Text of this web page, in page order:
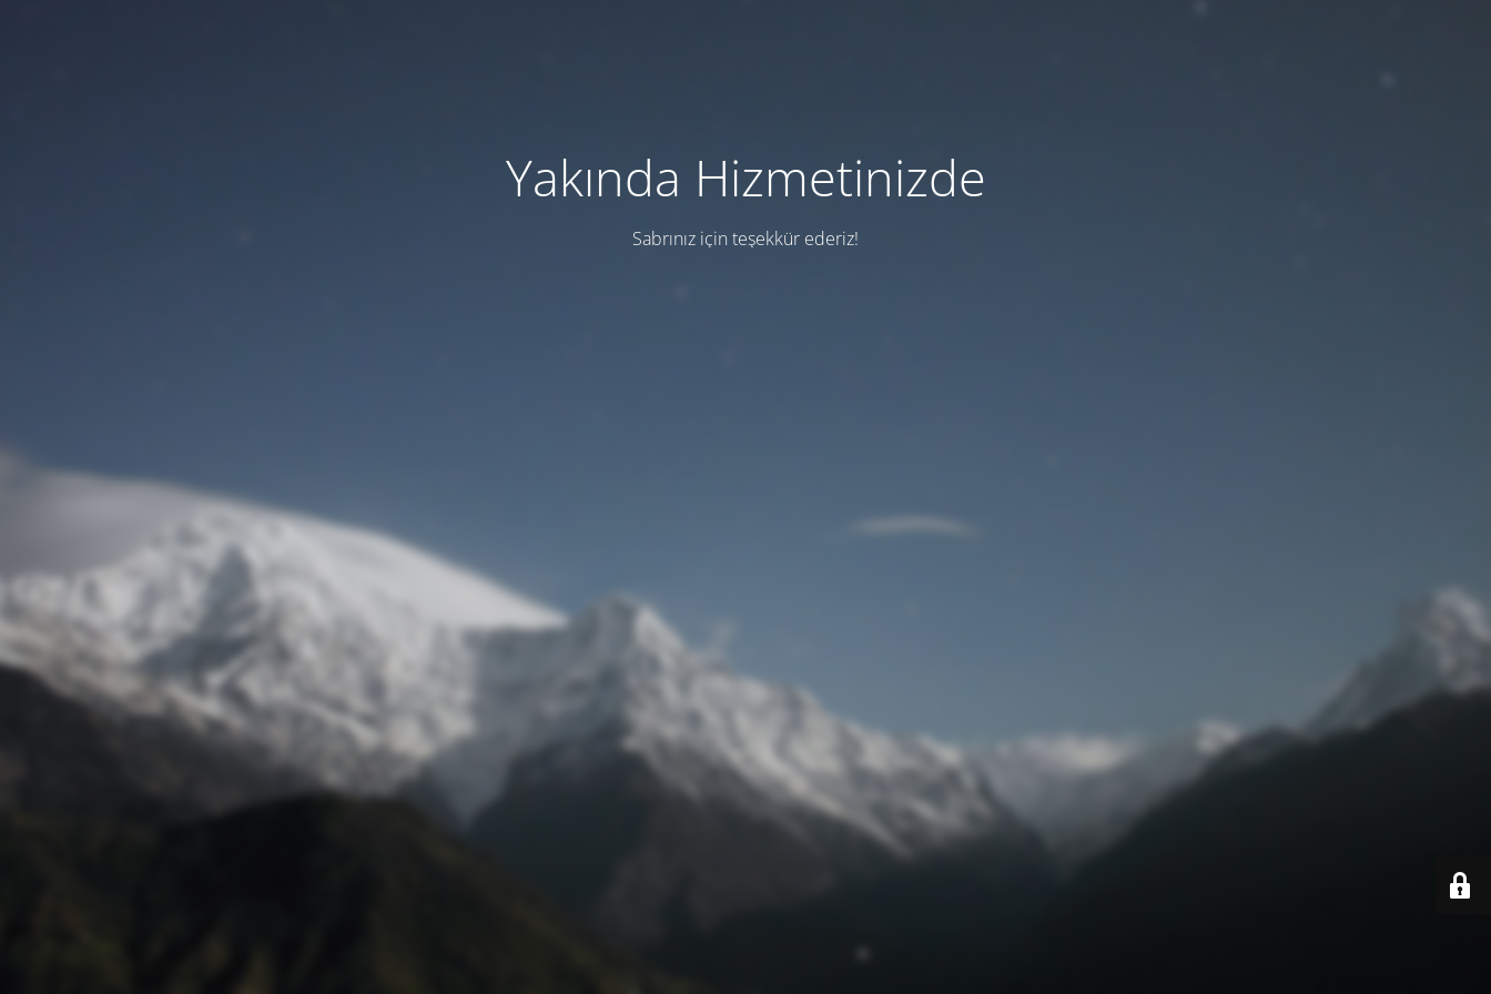
Yakında Hizmetinizde
Sabrınız için teşekkür ederiz!